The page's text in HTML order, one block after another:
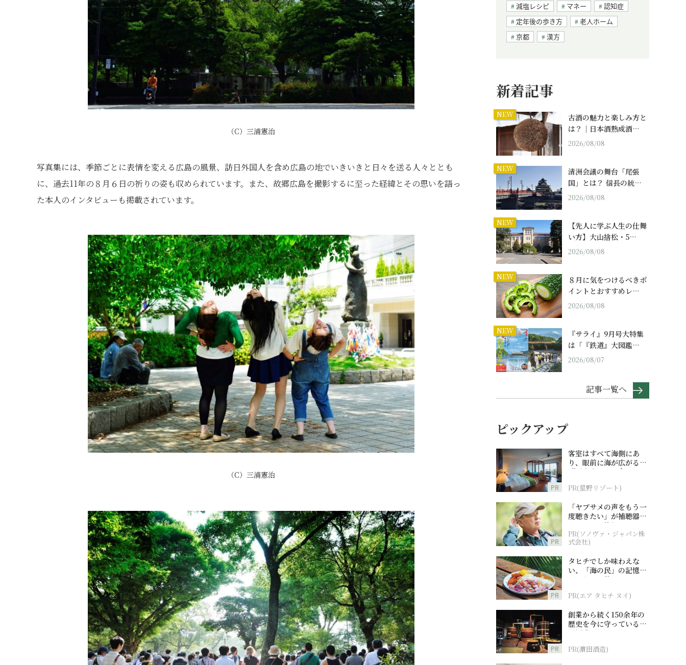
（C）三浦憲治
写真集には、季節ごとに表情を変える広島の風景、訪日外国⼈を含め広島の地でいきいきと日々を送る⼈々ととも
に、過去11年の８⽉６日の祈りの姿も収められています。また、故郷広島を撮影するに至った経緯とその思いを語っ
た本人のインタビューも掲載されています。
（C）三浦憲治
減塩レシピ
マネー
認知症
定年後の歩き方
老人ホーム
京都
漢方
新着記事
NEW
古酒の魅力と楽しみ方と
は？｜日本酒熟成酒…
2026/08/08
NEW
清洲会議の舞台「尾張
国」とは？ 信長の統…
2026/08/08
NEW
【先人に学ぶ人生の仕舞
い方】大山捨松・5…
2026/08/08
NEW
８月に気をつけるべきポ
イントとおすすめレ…
2026/08/08
NEW
『サライ』9月号大特集
は「『鉄道』大図鑑…
2026/08/07
記事一覧へ
ピックアップ
PR
客室はすべて海側にあ
り、眼前に海が広がる
『西表島ホテル by 星野
PR(星野リゾート)
PR
「ヤブサメの声をもう一
度聴きたい」が補聴器チ
ャレンジの後押しに
PR(ソノヴァ・ジャパン株
式会社)
PR
タヒチでしか味わえな
い、「海の民」の記憶へ
とつながる旅
PR(エア タヒチ ヌイ)
PR
創業から続く150余年の
歴史を今に守っている濵
田酒造
PR(濵田酒造)